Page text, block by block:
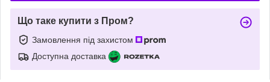
Що таке купити з Пром?
Замовлення під захистом
Доступна доставка